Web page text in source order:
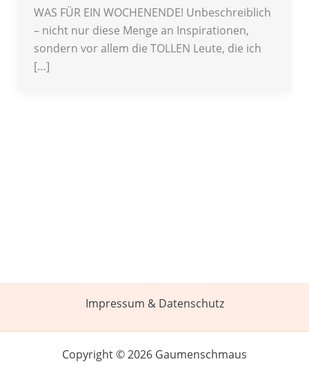
WAS FÜR EIN WOCHENENDE! Unbeschreiblich
– nicht nur diese Menge an Inspirationen,
sondern vor allem die TOLLEN Leute, die ich
[…]
Impressum & Datenschutz
Copyright © 2026 Gaumenschmaus